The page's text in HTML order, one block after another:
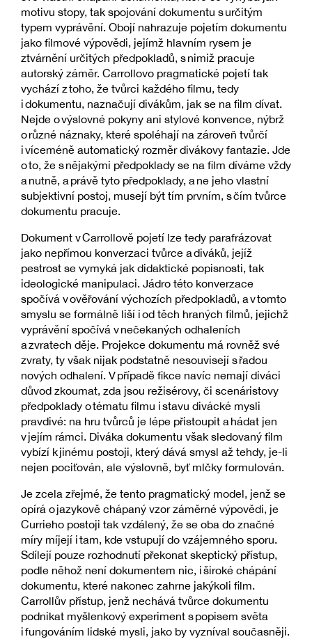
motivu stopy, tak spojování dokumentu s určitým
typem vyprávění. Obojí nahrazuje pojetím dokumentu
jako filmové výpovědi, jejímž hlavním rysem je
ztvárnění určitých předpokladů, s nimiž pracuje
autorský záměr. Carrollovo pragmatické pojetí tak
vychází z toho, že tvůrci každého filmu, tedy
i dokumentu, naznačují divákům, jak se na film dívat.
Nejde o výslovné pokyny ani stylové konvence, nýbrž
o různé náznaky, které spoléhají na zároveň tvůrčí
i víceméně automatický rozměr divákovy fantazie. Jde
o to, že s nějakými předpoklady se na film díváme vždy
a nutně, a právě tyto předpoklady, a ne jeho vlastní
subjektivní postoj, musejí být tím prvním, s čím tvůrce
dokumentu pracuje.
Dokument v Carrollově pojetí lze tedy parafrázovat
jako nepřímou konverzaci tvůrce a diváků, jejíž
pestrost se vymyká jak didaktické popisnosti, tak
ideologické manipulaci. Jádro této konverzace
spočívá v ověřování výchozích předpokladů, a v tomto
smyslu se formálně liší i od těch hraných filmů, jejichž
vyprávění spočívá v nečekaných odhaleních
a zvratech děje. Projekce dokumentu má rovněž své
zvraty, ty však nijak podstatně nesouvisejí s řadou
nových odhalení. V případě fikce navíc nemají diváci
důvod zkoumat, zda jsou režisérovy, či scenáristovy
předpoklady o tématu filmu i stavu divácké mysli
pravdivé: na hru tvůrců je lépe přistoupit a hádat jen
v jejím rámci. Diváka dokumentu však sledovaný film
vybízí k jinému postoji, který dává smysl až tehdy, je-li
nejen pociťován, ale výslovně, byť mlčky formulován.
Je zcela zřejmé, že tento pragmatický model, jenž se
opírá o jazykově chápaný vzor záměrné výpovědi, je
Currieho postoji tak vzdálený, že se oba do značné
míry míjejí i tam, kde vstupují do vzájemného sporu.
Sdílejí pouze rozhodnutí překonat skeptický přístup,
podle něhož není dokumentem nic, i široké chápání
dokumentu, které nakonec zahrne jakýkoli film.
Carrollův přístup, jenž nechává tvůrce dokumentu
podnikat myšlenkový experiment s popisem světa
i fungováním lidské mysli, jako by vyzníval současněji.